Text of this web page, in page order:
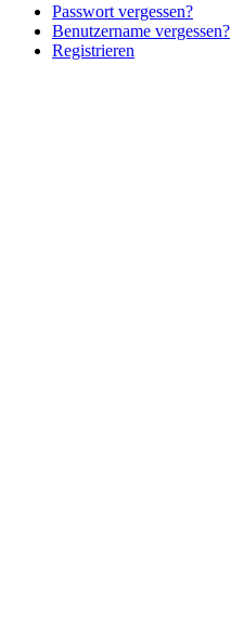
Passwort vergessen?
Benutzername vergessen?
Registrieren